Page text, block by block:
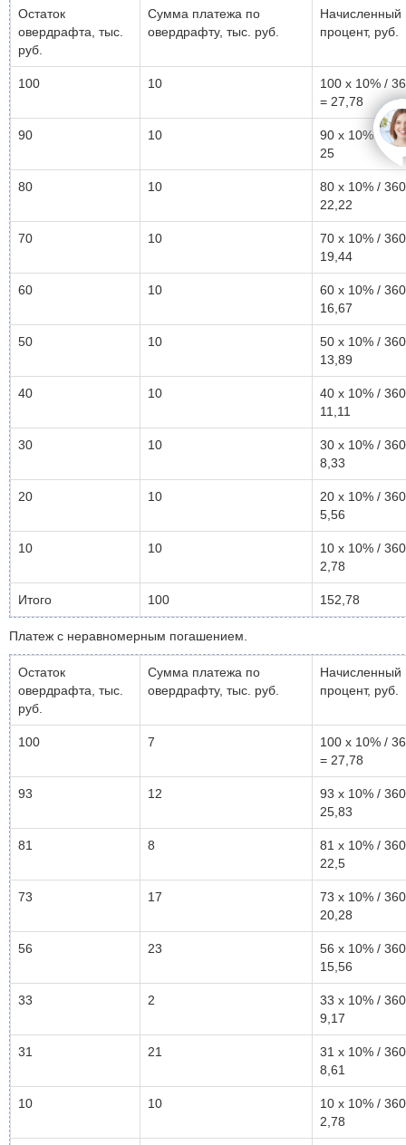
Остаток
овердрафта, тыс.
руб.
Сумма платежа по
овердрафту, тыс. руб.
Начисленный
процент, руб.
100 10
100 x 10% /
= 27,78
90 10
90 x 10% /
25
80 10
80 x 10% /
22,22
70 10
70 x 10% /
19,44
60 10
60 x 10% /
16,67
50 10
50 x 10% /
13,89
40 10
40 x 10% /
11,11
30 10
30 x 10% /
8,33
20 10
20 x 10% /
5,56
10 10
10 x 10% /
2,78
Итого 100 152,78
Платеж с неравномерным погашением.
Остаток
овердрафта, тыс.
руб.
Сумма платежа по
овердрафту, тыс. руб.
Начисленный
процент, руб.
100 7
100 x 10% /
= 27,78
93 12
93 x 10% /
25,83
81 8
81 x 10% /
22,5
73 17
73 x 10% /
20,28
56 23
56 x 10% /
15,56
33 2
33 x 10% /
9,17
31 21
31 x 10% /
8,61
10 10
10 x 10% /
2,78